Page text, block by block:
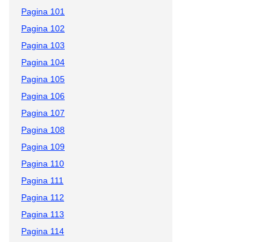
Pagina 101
Pagina 102
Pagina 103
Pagina 104
Pagina 105
Pagina 106
Pagina 107
Pagina 108
Pagina 109
Pagina 110
Pagina 111
Pagina 112
Pagina 113
Pagina 114